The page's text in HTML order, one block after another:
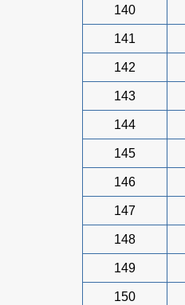
140
141
142
143
144
145
146
147
148
149
150